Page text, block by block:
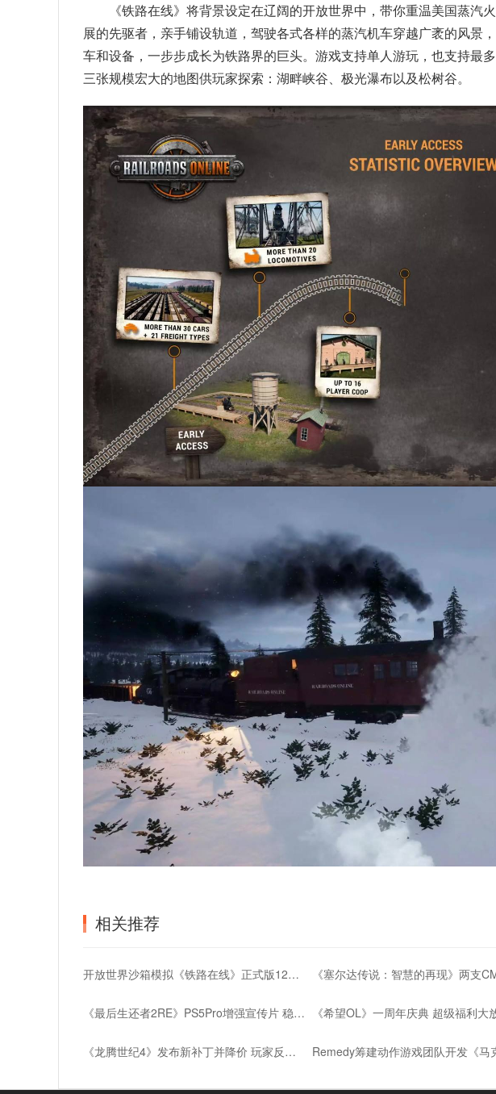
《铁路在线》将背景设定在辽阔的开放世界中，带你重温美国蒸汽
展的先驱者，亲手铺设轨道，驾驶各式各样的蒸汽机车穿越广袤的风景
车和设备，一步步成长为铁路界的巨头。游戏支持单人游玩，也支持最
三张规模宏大的地图供玩家探索：湖畔峡谷、极光瀑布以及松树谷。
相关推荐
开放世界沙箱模拟《铁路在线》正式版12月5日上线
《最后生还者2RE》PS5Pro增强宣传片 稳定4K/60帧 《希望OL》一周年庆典 超级福利大
《龙腾世纪4》发布新补丁并降价 玩家反应冷淡